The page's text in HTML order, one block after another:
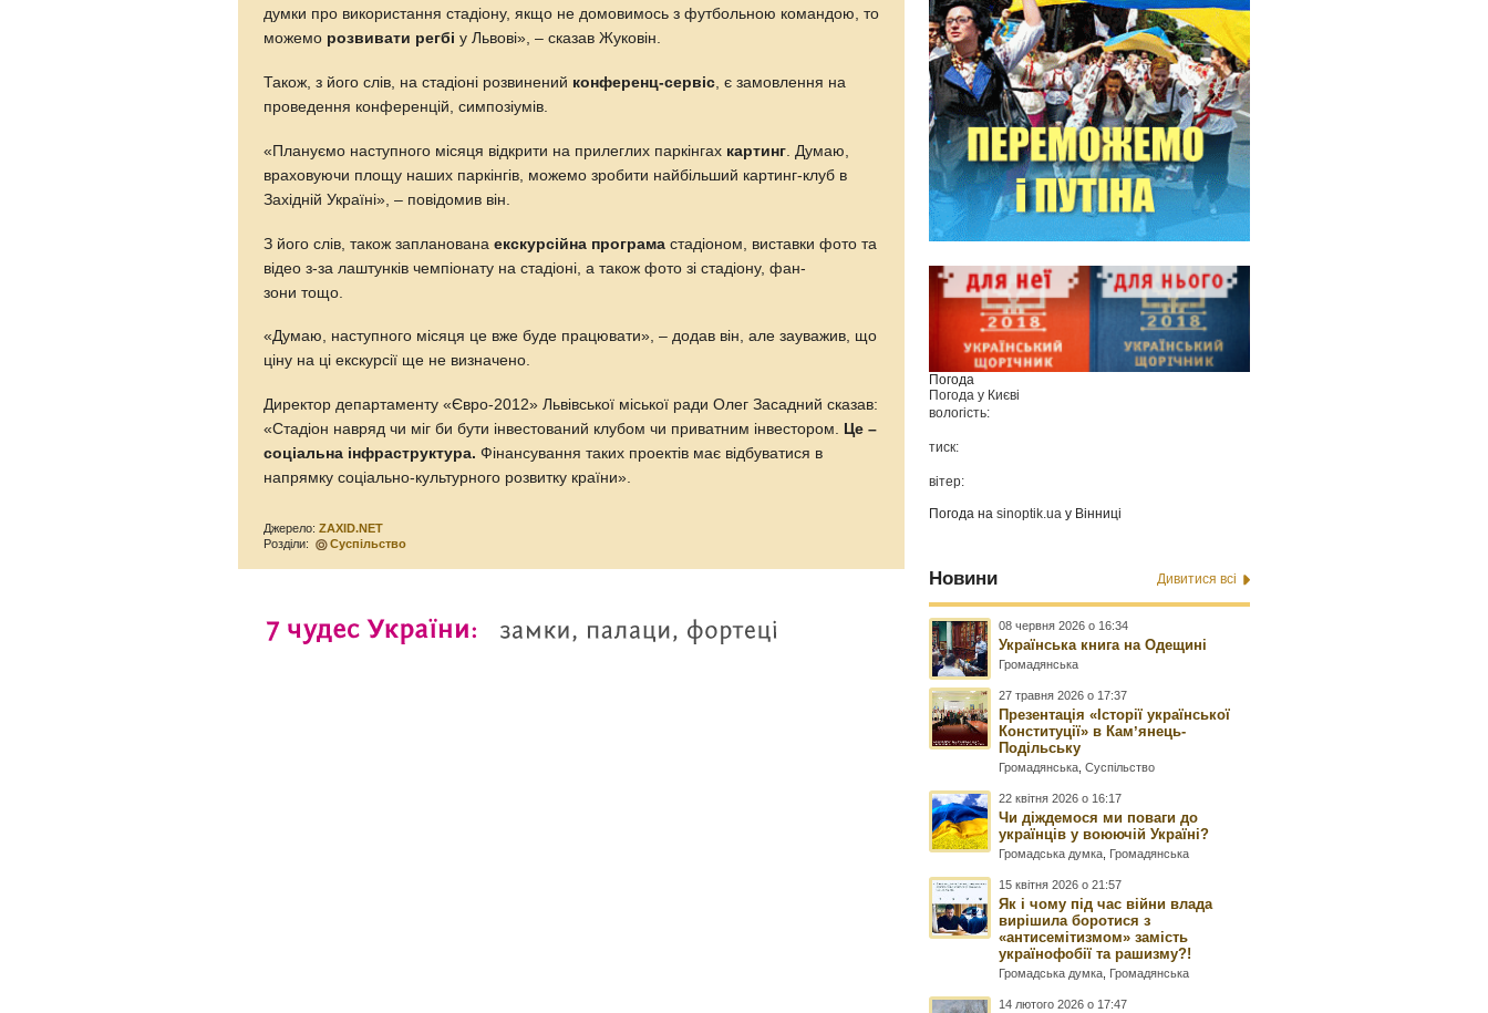
думки про використання стадіону, якщо не домовимось з футбольною командою, то
можемо розвивати регбі у Львові», – сказав Жуковін.
Також, з його слів, на стадіоні розвинений конференц-сервіс , є замовлення на
проведення конференцій, симпозіумів.
«Плануємо наступного місяця відкрити на прилеглих паркінгах картинг . Думаю,
враховуючи площу наших паркінгів, можемо зробити найбільший картинг-клуб в
Західній Україні», – повідомив він.
З його слів, також запланованаекскурсійна програма стадіоном, виставки фото та
відео з-за лаштунків чемпіонату на стадіоні, а також фото зі стадіону, фан-
зони тощо.
«Думаю, наступного місяця це вже буде працювати», – додав він, але зауважив, що
ціну на ці екскурсії ще не визначено.
Директор департаменту «Євро-2012» Львівської міської ради Олег Засадний сказав:
«Стадіон навряд чи міг би бути інвестований клубом чи приватним інвестором. Це –
соціальна інфраструктура. Фінансування таких проектів має відбуватися в
напрямку соціально-культурного розвитку країни».
Джерело:ZAXID.NET
Розділи:
Суспільство
Погода
Погода у Києві
вологість:
тиск:
вітер:
Погода наsinoptik.ua у Вінниці
Новини Дивитися всі
08 червня 2026 о 16:34
Українська книга на Одещині
Громадянська
27 травня 2026 о 17:37
Презентація «Історії української
Конституції» в Камʼянець-
Подільську
Громадянська ,Суспільство
22 квітня 2026 о 16:17
Чи діждемося ми поваги до
українців у воюючій Україні?
Громадська думка Громадянська
15 квітня 2026 о 21:57
Як і чому під час війни влада
вирішила боротися з
«антисемітизмом» замість
українофобії та рашизму?!
Громадська думка Громадянська
14 лютого 2026 о 17:47